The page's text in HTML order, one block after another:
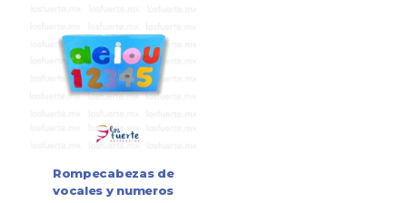
Rompecabezas de
vocales y numeros